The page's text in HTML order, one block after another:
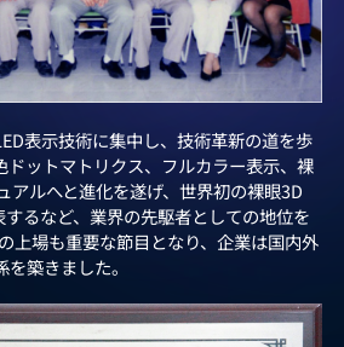
表示技術に集中し、技術革新の道を歩
ドットマトリクス、フルカラー表示、裸
アルへと進化を遂げ、世界初の裸眼3D
るなど、業界の先駆者としての地位を
上場も重要な節目となり、企業は国内外
築きました。